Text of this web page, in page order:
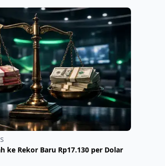
ke Rekor Baru Rp17.130 per Dolar